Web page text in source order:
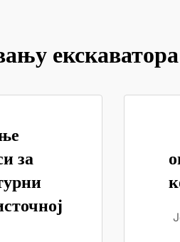
екскаватора
за